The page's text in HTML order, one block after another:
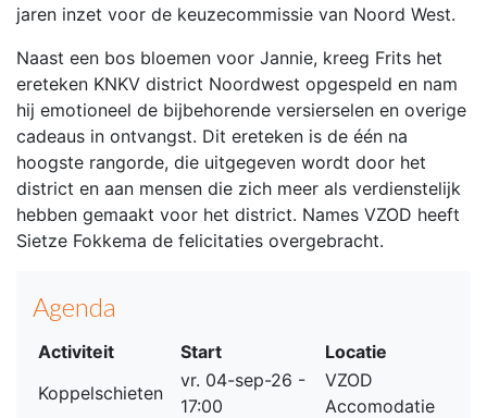
jaren inzet voor de keuzecommissie van Noord West.
Naast een bos bloemen voor Jannie, kreeg Frits het
ereteken KNKV district Noordwest opgespeld en nam
hij emotioneel de bijbehorende versierselen en overige
cadeaus in ontvangst. Dit ereteken is de één na
hoogste rangorde, die uitgegeven wordt door het
district en aan mensen die zich meer als verdienstelijk
hebben gemaakt voor het district. Names VZOD heeft
Sietze Fokkema de felicitaties overgebracht.
Agenda
Activiteit Start
Locatie
Koppelschieten
vr. 04-sep-26 -
17:00
VZOD
Accomodatie